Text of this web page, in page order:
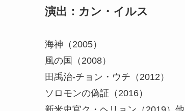
演出：カン・イルス
海神（2005）
風の国（2008）
田禹治-チョン・ウチ（2012）
ソロモンの偽証（2016）